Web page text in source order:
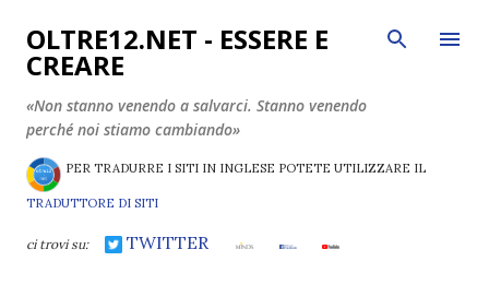
Passa ai contenuti principali
OLTRE12.NET - ESSERE E
CREARE
«Non stanno venendo a salvarci. Stanno venendo
perché noi stiamo cambiando»
PER TRADURRE I SITI IN INGLESE POTETE UTILIZZARE IL
TRADUTTORE DI SITI
ci trovi su: TWITTER